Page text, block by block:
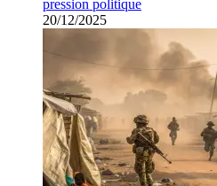
pression politique
20/12/2025